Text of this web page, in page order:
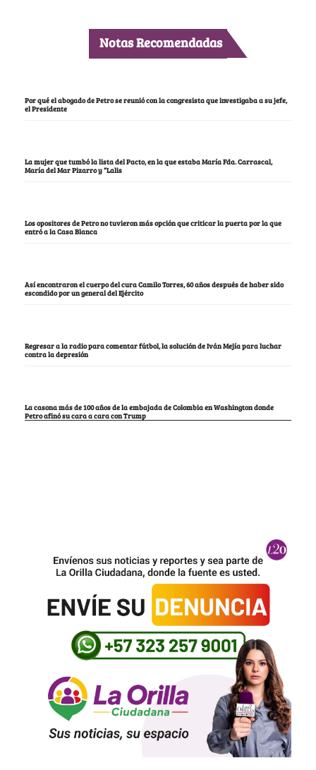
Notas Recomendadas
Por qué el abogado de Petro se reunió con la congresista que investigaba a su jefe,
el Presidente
La mujer que tumbó la lista del Pacto, en la que estaba María Fda. Carrascal,
María del Mar Pizarro y “Lalis
Los opositores de Petro no tuvieron más opción que criticar la puerta por la que
entró a la Casa Blanca
Así encontraron el cuerpo del cura Camilo Torres, 60 años después de haber sido
escondido por un general del Ejército
Regresar a la radio para comentar fútbol, la solución de Iván Mejía para luchar
contra la depresión
La casona más de 100 años de la embajada de Colombia en Washington donde
Petro afinó su cara a cara con Trump